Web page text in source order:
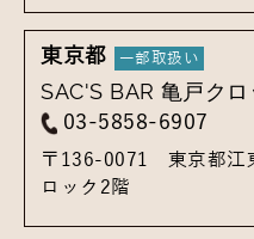
東京都
SAC'S BAR 亀戸クロ
03-5858-6907
〒136-0071 東京都江
ロック2階